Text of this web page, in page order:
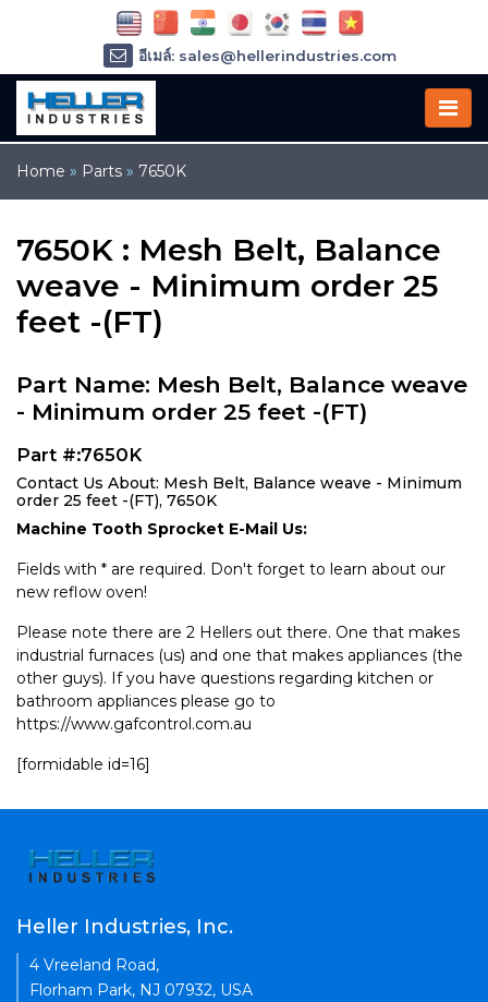
Home » Parts » 7650K
7650K : Mesh Belt, Balance
weave - Minimum order 25
feet -(FT)
Part Name: Mesh Belt, Balance weave
- Minimum order 25 feet -(FT)
Part #:7650K
Contact Us About: Mesh Belt, Balance weave - Minimum
order 25 feet -(FT), 7650K
Machine Tooth Sprocket E-Mail Us:
Fields with * are required. Don't forget to learn about our
new reflow oven!
Please note there are 2 Hellers out there. One that makes
industrial furnaces (us) and one that makes appliances (the
other guys). If you have questions regarding kitchen or
bathroom appliances please go to
https://www.gafcontrol.com.au
[formidable id=16]
อีเมล์: sales@hellerindustries.com
อีเมล์: service@hellerindustries.com
โทรศัพท์ :
Heller Industries, Inc.
4 Vreeland Road,
Florham Park, NJ 07932, USA